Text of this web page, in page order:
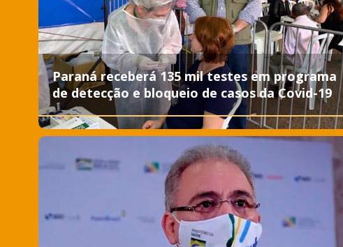
Paraná receberá 135 mil testes em programa
de detecção e bloqueio de casos da Covid-19